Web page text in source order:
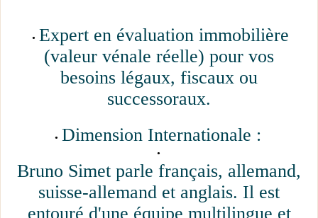
Expert en évaluation immobilière
(valeur vénale réelle) pour vos
besoins légaux, fiscaux ou
successoraux.
Dimension Internationale :
Bruno Simet parle français, allemand,
suisse-allemand et anglais. Il est
entouré d'une équipe multilingue et